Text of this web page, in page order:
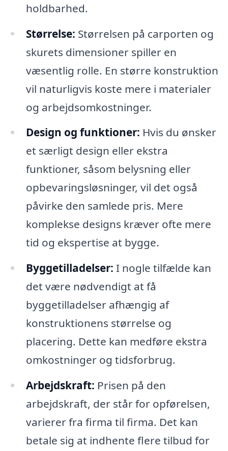
holdbarhed.
Størrelse: Størrelsen på carporten og
skurets dimensioner spiller en
væsentlig rolle. En større konstruktion
vil naturligvis koste mere i materialer
og arbejdsomkostninger.
Design og funktioner: Hvis du ønsker
et særligt design eller ekstra
funktioner, såsom belysning eller
opbevaringsløsninger, vil det også
påvirke den samlede pris. Mere
komplekse designs kræver ofte mere
tid og ekspertise at bygge.
Byggetilladelser: I nogle tilfælde kan
det være nødvendigt at få
byggetilladelser afhængig af
konstruktionens størrelse og
placering. Dette kan medføre ekstra
omkostninger og tidsforbrug.
Arbejdskraft: Prisen på den
arbejdskraft, der står for opførelsen,
varierer fra firma til firma. Det kan
betale sig at indhente flere tilbud for